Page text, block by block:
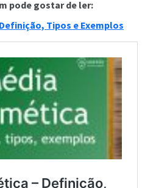
pode gostar de ler:
Tipos e Exemplos